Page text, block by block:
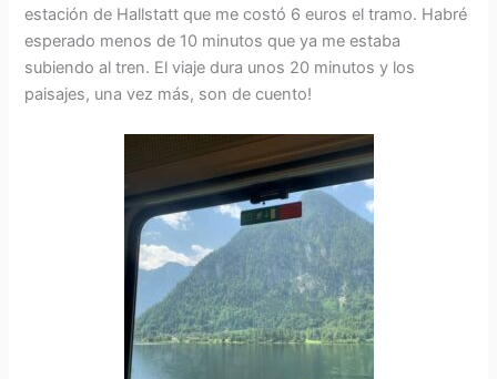
estación de Hallstatt que me costó 6 euros el tramo. Habré
esperado menos de 10 minutos que ya me estaba
subiendo al tren. El viaje dura unos 20 minutos y los
paisajes, una vez más, son de cuento!